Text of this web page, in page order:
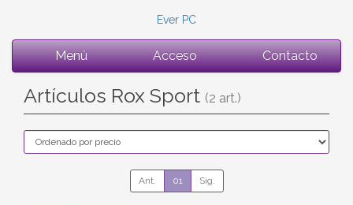
Ever PC
Menú Acceso Contacto
Artículos Rox Sport (2 art.)
Ant. 01 Sig.